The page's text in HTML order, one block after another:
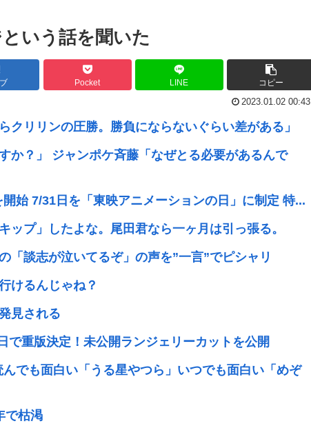
いう話を聞いた
Pocket LINE コピー
2023.01.02 00:43
クリリンの圧勝。勝負にならないぐらい差がある」
か？」 ジャンポケ斉藤「なぜとる必要があるんで
始 7/31日を「東映アニメーションの日」に制定 特...
プ」したよな。尾田君なら一ヶ月は引っ張る。
「談志が泣いてるぞ」の声を”一言”でピシャリ
けるんじゃね？
見される
で重版決定！未公開ランジェリーカットを公開
でも面白い「うる星やつら」いつでも面白い「めぞ
で枯渇